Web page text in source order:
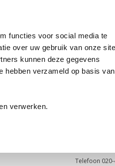
functies voor social media te
over uw gebruik van onze site
kunnen deze gegevens
hebben verzameld op basis van
verwerken.
Telefoon